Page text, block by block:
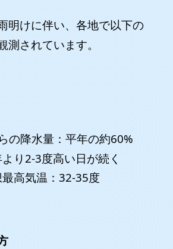
明けに伴い、各地で以下の
測されています。
の降水量：平年の約60%
り2-3度高い日が続く
高気温：32-35度